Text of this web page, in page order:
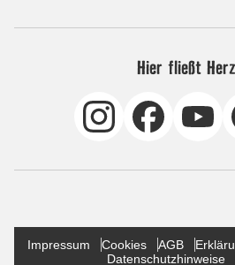
Hier fließt
Impressum Cookies AGB
Datenschutzhinweise